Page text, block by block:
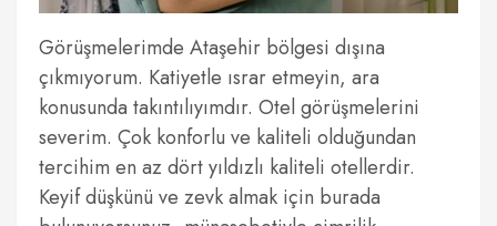
Görüşmelerimde Ataşehir bölgesi dışına
çıkmıyorum. Katiyetle ısrar etmeyin, ara
konusunda takıntılıyımdır. Otel görüşmelerini
severim. Çok konforlu ve kaliteli olduğundan
tercihim en az dört yıldızlı kaliteli otellerdir.
Keyif düşkünü ve zevk almak için burada